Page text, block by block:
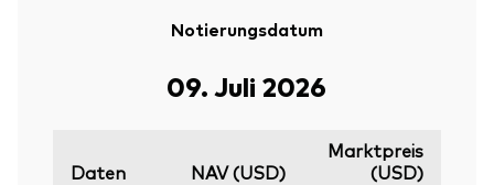
Notierungsdatum
09. Juli 2026
Daten NAV (USD)
Marktpreis
(USD)